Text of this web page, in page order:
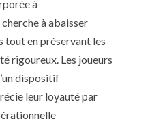
à
à abaisser
tout en préservant les
rigoureux. Les joueurs
dispositif
leur loyauté par